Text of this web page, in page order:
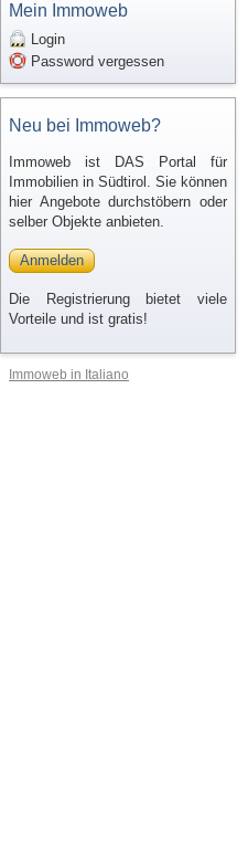
Mein Immoweb
Login
Password vergessen
Neu bei Immoweb?
Immoweb ist DAS Portal für
Immobilien in Südtirol. Sie können
hier Angebote durchstöbern oder
selber Objekte anbieten.
Anmelden
Die Registrierung bietet viele
Vorteile und ist gratis!
Immoweb in Italiano